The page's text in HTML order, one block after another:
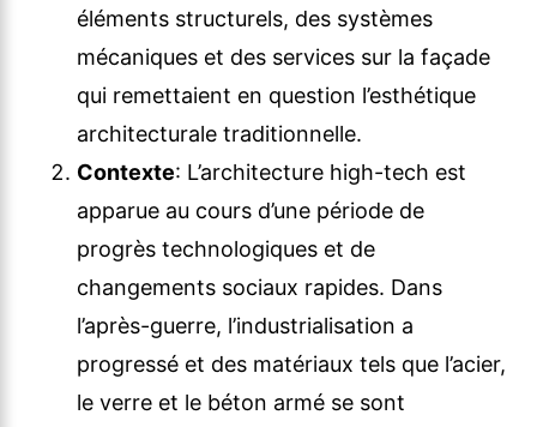
éléments structurels, des systèmes
mécaniques et des services sur la façade
qui remettaient en question l’esthétique
architecturale traditionnelle.
Contexte: L’architecture high-tech est
apparue au cours d’une période de
progrès technologiques et de
changements sociaux rapides. Dans
l’après-guerre, l’industrialisation a
progressé et des matériaux tels que l’acier,
le verre et le béton armé se sont